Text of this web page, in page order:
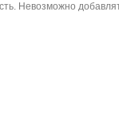
Невозможно